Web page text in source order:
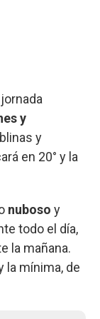
y
y
en 20° y la
nuboso y
todo el día,
la mañana.
la mínima, de